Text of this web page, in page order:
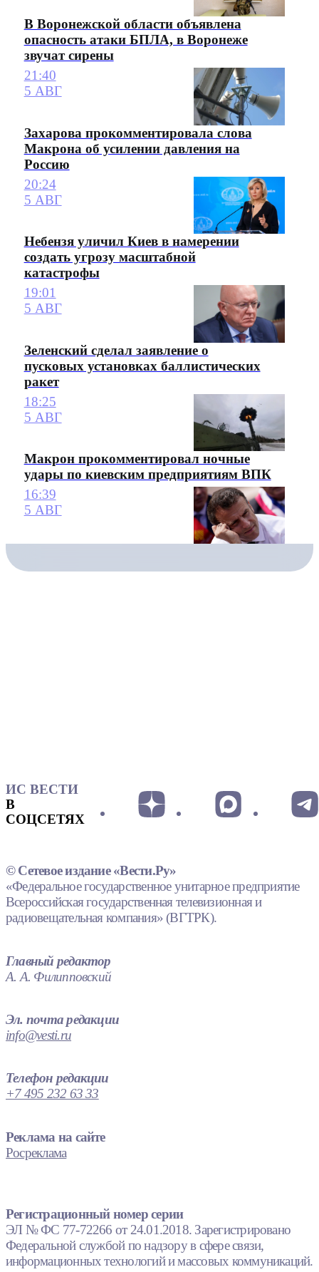
В Воронежской области объявлена
опасность атаки БПЛА, в Воронеже
звучат сирены
21:40
5 АВГ
Захарова прокомментировала слова
Макрона об усилении давления на
Россию
20:24
5 АВГ
Небензя уличил Киев в намерении
создать угрозу масштабной
катастрофы
19:01
5 АВГ
Зеленский сделал заявление о
пусковых установках баллистических
ракет
18:25
5 АВГ
Макрон прокомментировал ночные
удары по киевским предприятиям ВПК
16:39
5 АВГ
ИС ВЕСТИ
В
СОЦСЕТЯХ
© Сетевое издание «Вести.Ру»
«Федеральное государственное унитарное предприятие
Всероссийская государственная телевизионная и
радиовещательная компания» (ВГТРК).
Главный редактор
А. А. Филипповский
Эл. почта редакции
info@vesti.ru
Телефон редакции
+7 495 232 63 33
Реклама на сайте
Росреклама
Регистрационный номер серии
ЭЛ № ФС 77-72266 от 24.01.2018. Зарегистрировано
Федеральной службой по надзору в сфере связи,
информационных технологий и массовых коммуникаций.